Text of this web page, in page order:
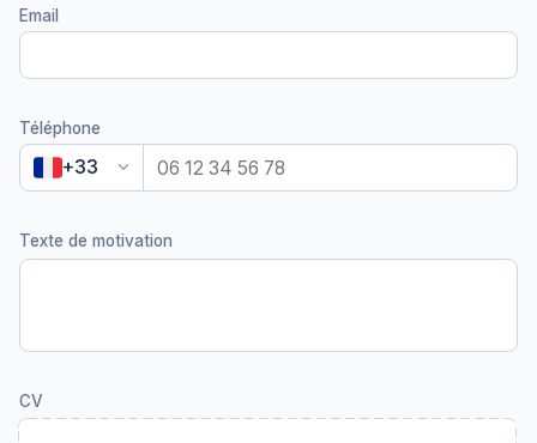
Email
Téléphone
+33 keyboard_arrow_down
Texte de motivation
CV